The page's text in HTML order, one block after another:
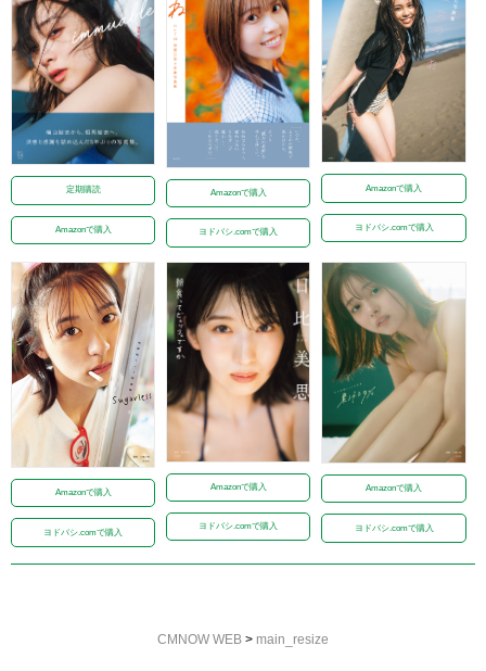
定期購読
Amazonで購入
Amazonで購入
ヨドバシ.comで購入
Amazonで購入
ヨドバシ.comで購入
Amazonで購入
ヨドバシ.comで購入
Amazonで購入
ヨドバシ.comで購入
Amazonで購入
ヨドバシ.comで購入
CMNOW WEB > main_resize